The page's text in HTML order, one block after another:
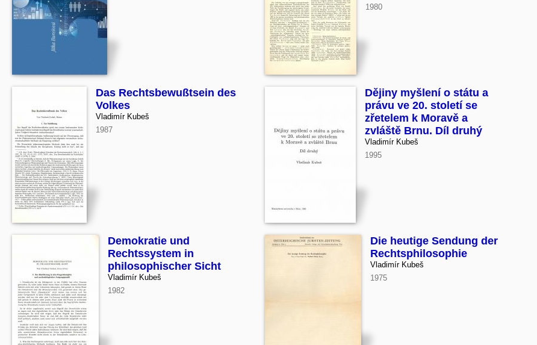
1980
Das Rechtsbewußtsein des
Volkes
Vladimír Kubeš
1987
Dějiny myšlení o státu a
právu ve 20. století se
zřetelem k Moravě a
zvláště Brnu. Díl druhý
Vladimír Kubeš
1995
Demokratie und
Rechtssystem in
philosophischer Sicht
Vladimír Kubeš
1982
Die heutige Sendung der
Rechtsphilosophie
Vladimír Kubeš
1975